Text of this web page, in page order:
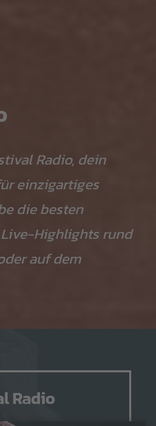
Radio, dein
einzigartiges
die besten
Highlights rund
auf dem
Radio